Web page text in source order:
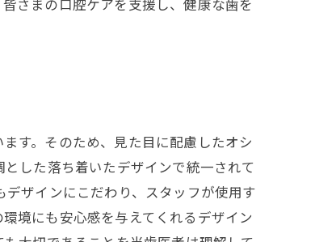
す。そのため、見た目に配慮したオシ
した落ち着いたデザインで統一されて
ザインにこだわり、スタッフが使用す
境にも安心感を与えてくれるデザイン